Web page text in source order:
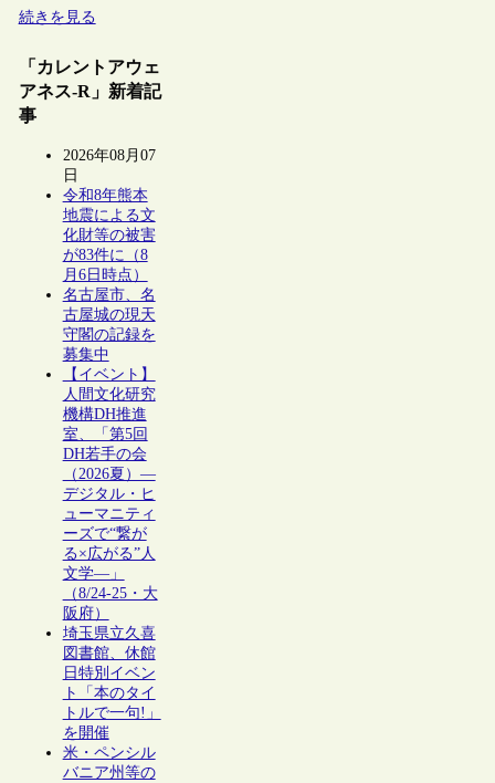
続きを見る
「カレントアウェ
アネス-R」新着記
事
2026年08月07
日
令和8年熊本
地震による文
化財等の被害
が83件に（8
月6日時点）
名古屋市、名
古屋城の現天
守閣の記録を
募集中
【イベント】
人間文化研究
機構DH推進
室、「第5回
DH若手の会
（2026夏）―
デジタル・ヒ
ューマニティ
ーズで“繋が
る×広がる”人
文学―」
（8/24-25・大
阪府）
埼玉県立久喜
図書館、休館
日特別イベン
ト「本のタイ
トルで一句!」
を開催
米・ペンシル
バニア州等の